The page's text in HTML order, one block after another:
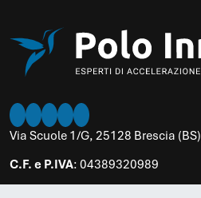
Instagram
LinkedIn
Facebook
TwitterYoutube
Via Scuole 1/G, 25128 Brescia (BS)
C.F. e P.IVA: 04389320989